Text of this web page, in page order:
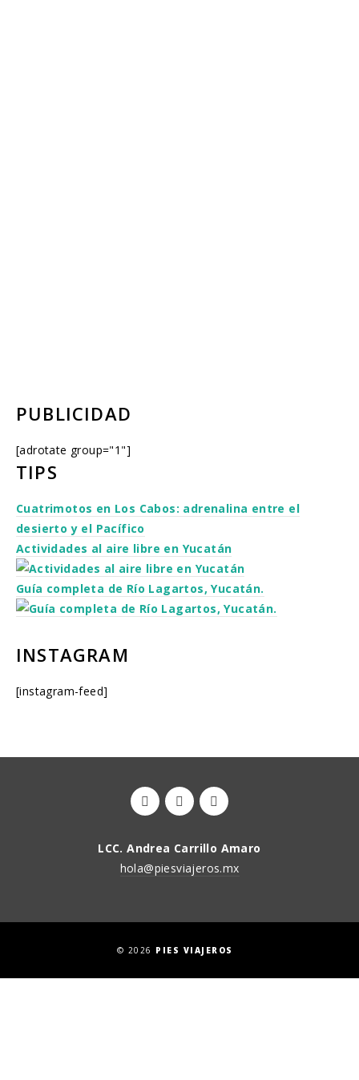
PUBLICIDAD
[adrotate group="1"]
TIPS
Cuatrimotos en Los Cabos: adrenalina entre el
desierto y el Pacífico
Actividades al aire libre en Yucatán
Guía completa de Río Lagartos, Yucatán.
INSTAGRAM
[instagram-feed]
LCC. Andrea Carrillo Amaro
hola@piesviajeros.mx
© 2026 PIES VIAJEROS